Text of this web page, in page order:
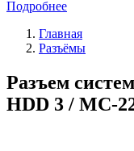
Подробнее
Главная
Разъёмы
Разъем
HDD 3 / MC-